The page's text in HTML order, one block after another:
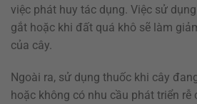
việc phát huy tác dụng. Việc sử
gắt hoặc khi đất quá khô sẽ làm
của cây.
Ngoài ra, sử dụng thuốc khi cây
hoặc không có nhu cầu phát triển